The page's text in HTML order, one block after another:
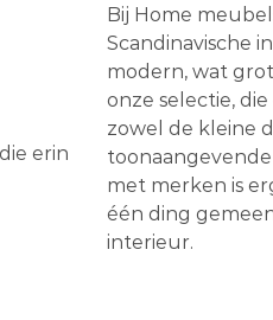
erin
Bij Home
Scandinavische
modern, wat
onze selectie,
zowel de kleine
met merken is
één ding
interieur.